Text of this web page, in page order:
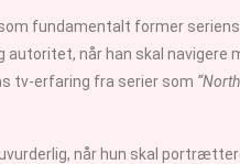
fundamentalt former
når han skal navigere
tv-erfaring fra serier som
når hun skal